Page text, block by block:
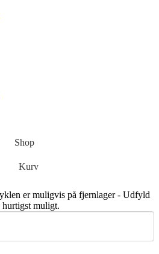
Shop
Kurv
er muligvis på fjernlager - Udfyld
hurtigst muligt.